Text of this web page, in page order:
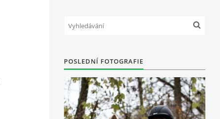
POSLEDNÍ FOTOGRAFIE